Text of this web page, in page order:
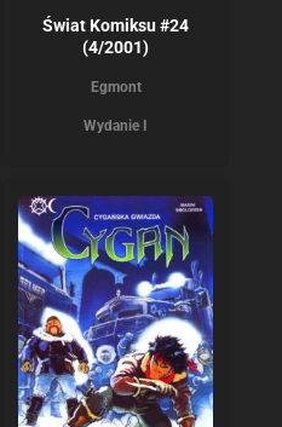
Świat Komiksu #24
(4/2001)
Egmont
Wydanie I